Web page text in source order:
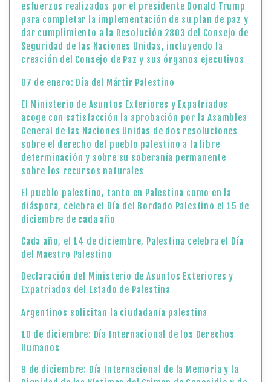
esfuerzos realizados por el presidente Donald Trump
para completar la implementación de su plan de paz y
dar cumplimiento a la Resolución 2803 del Consejo de
Seguridad de las Naciones Unidas, incluyendo la
creación del Consejo de Paz y sus órganos ejecutivos
07 de enero: Día del Mártir Palestino
El Ministerio de Asuntos Exteriores y Expatriados
acoge con satisfacción la aprobación por la Asamblea
General de las Naciones Unidas de dos resoluciones
sobre el derecho del pueblo palestino a la libre
determinación y sobre su soberanía permanente
sobre los recursos naturales
El pueblo palestino, tanto en Palestina como en la
diáspora, celebra el Día del Bordado Palestino el 15 de
diciembre de cada año
Cada año, el 14 de diciembre, Palestina celebra el Día
del Maestro Palestino
Declaración del Ministerio de Asuntos Exteriores y
Expatriados del Estado de Palestina
Argentinos solicitan la ciudadanía palestina
10 de diciembre: Día Internacional de los Derechos
Humanos
9 de diciembre: Día Internacional de la Memoria y la